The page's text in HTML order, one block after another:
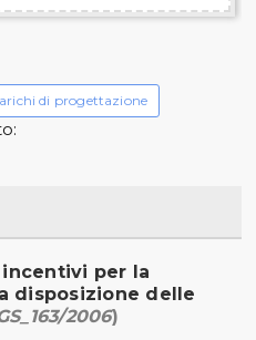
di progettazione
per la
disposizione delle
2006)